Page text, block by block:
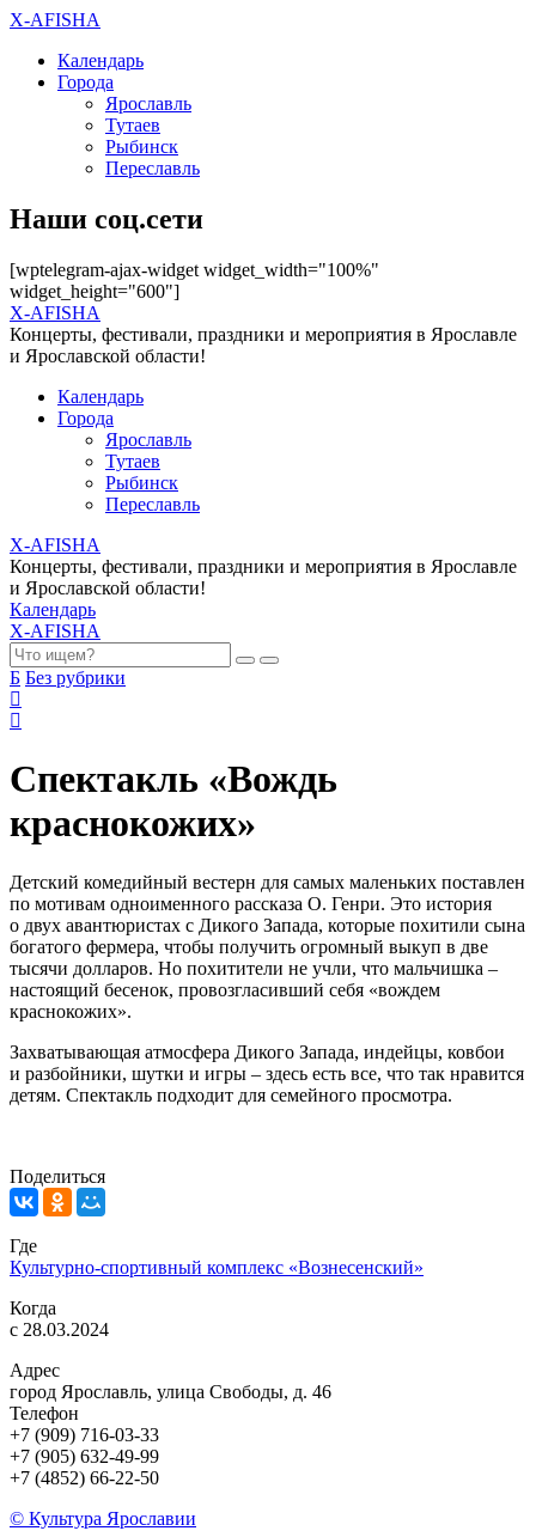
X-AFISHA
Календарь
Города
Ярославль
Тутаев
Рыбинск
Переславль
Наши соц.сети
[wptelegram-ajax-widget widget_width="100%"
widget_height="600"]
X-AFISHA
Концерты, фестивали, праздники и мероприятия в Ярославле
и Ярославской области!
Календарь
Города
Ярославль
Тутаев
Рыбинск
Переславль
X-AFISHA
Концерты, фестивали, праздники и мероприятия в Ярославле
и Ярославской области!
Календарь
X-AFISHA
Б Без рубрики
Спектакль «Вождь
краснокожих»
Детский комедийный вестерн для самых маленьких поставлен
по мотивам одноименного рассказа О. Генри. Это история
о двух авантюристах с Дикого Запада, которые похитили сына
богатого фермера, чтобы получить огромный выкуп в две
тысячи долларов. Но похитители не учли, что мальчишка –
настоящий бесенок, провозгласивший себя «вождем
краснокожих».
Захватывающая атмосфера Дикого Запада, индейцы, ковбои
и разбойники, шутки и игры – здесь есть все, что так нравится
детям. Спектакль подходит для семейного просмотра.
Поделиться
Где
Культурно-спортивный комплекс «Вознесенский»
Когда
с 28.03.2024
Адрес
город Ярославль, улица Свободы, д. 46
Телефон
+7 (909) 716-03-33
+7 (905) 632-49-99
+7 (4852) 66-22-50
© Культура Ярославии